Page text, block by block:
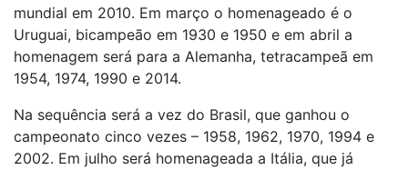
mundial em 2010. Em março o homenageado é o
Uruguai, bicampeão em 1930 e 1950 e em abril a
homenagem será para a Alemanha, tetracampeã em
1954, 1974, 1990 e 2014.
Na sequência será a vez do Brasil, que ganhou o
campeonato cinco vezes – 1958, 1962, 1970, 1994 e
2002. Em julho será homenageada a Itália, que já